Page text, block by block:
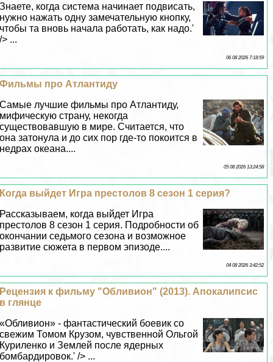
Знаете, когда система начинает подвисать,
нужно нажать одну замечательную кнопку,
чтобы та вновь начала работать, как надо.'
/> ...
06 08 2026 7:18:59
Фильмы про Атлантиду
Самые лучшие фильмы про Атлантиду,
мифическую страну, некогда
существовавшую в мире. Считается, что
она затонула и до сих пор где-то покоится в
недрах океана....
05 08 2026 13:24:58
Когда выйдет Игра престолов 8 сезон 1 серия?
Рассказываем, когда выйдет Игра
престолов 8 сезон 1 серия. Подробности об
окончании седьмого сезона и возможное
развитие сюжета в первом эпизоде....
04 08 2026 3:42:52
Рецензия к фильму "Обливион" (2013). Апокалипсис
в глянце
«Обливион» - фантастический боевик со
свежим Томом Крузом, чувственной Ольгой
Куриленко и Землей после ядерных
бомбардировок.' /> ...